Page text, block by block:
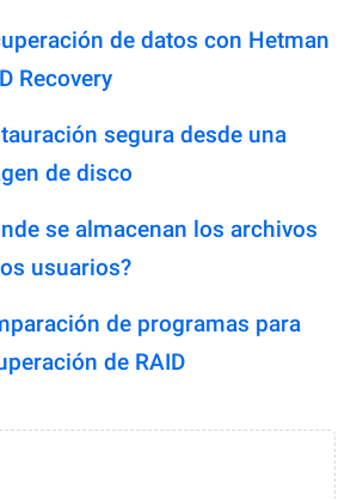
de datos con Hetman
Recovery
segura desde una
de disco
se almacenan los archivos
usuarios?
de programas para
de RAID